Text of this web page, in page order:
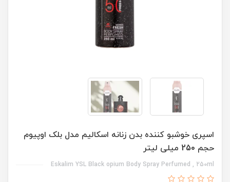
اسپری خوشبو کننده بدن زنانه اسکالیم مدل بلک اوپیوم
حجم 250 میلی لیتر
Eskalim YSL Black opium Body Spray Perfumed , 250ml